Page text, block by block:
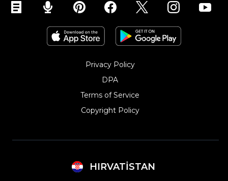
Privacy Policy
DPA
Terms of Service
Copyright Policy‎
HIRVATISTAN